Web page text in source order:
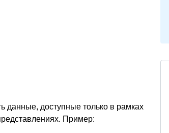
данные, доступные только в рамках
Пример: